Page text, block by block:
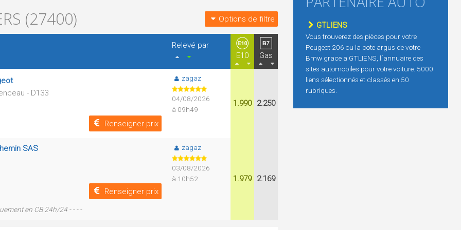
(27400) Options de filtre
Relevé par
E10
Gas
- D133
Renseigner prix
zagaz
04/08/2026
à 09h49
1.990 2.250
SAS
Renseigner prix
en CB 24h/24 - - - -
zagaz
03/08/2026
à 10h52
1.979 2.169
GTLIENS
Vous trouverez des pièces pour votre
Peugeot 206 ou la cote argus de votre
Bmw grace a GTLIENS, l´annuaire des
sites automobiles pour votre voiture. 5000
liens sélectionnés et classés en 50
rubriques.